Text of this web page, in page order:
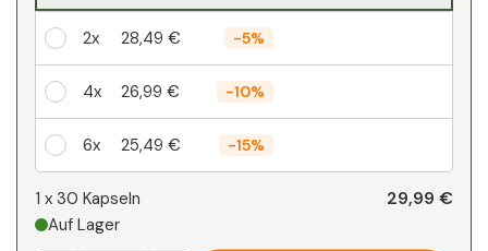
2x 28,49 € -5%
4x 26,99 € -10%
6x 25,49 € -15%
1x
1 x 30 Kapseln
Auf Lager
29,99 €